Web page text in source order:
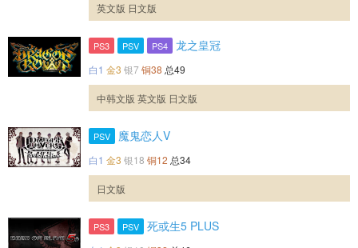
英文版 日文版
PS3 PSV PS4 龙之皇冠
白1 金3 银7 铜38 总49
中韩文版 英文版 日文版
PSV 魔鬼恋人V
白1 金3 银18 铜12 总34
日文版
PS3 PSV 死或生5 PLUS